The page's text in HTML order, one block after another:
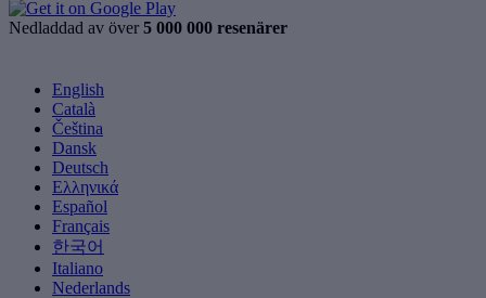
Nedladdad av över 5 000 000 resenärer
English
Català
Čeština
Dansk
Deutsch
Ελληνικά
Español
Français
한국어
Italiano
Nederlands